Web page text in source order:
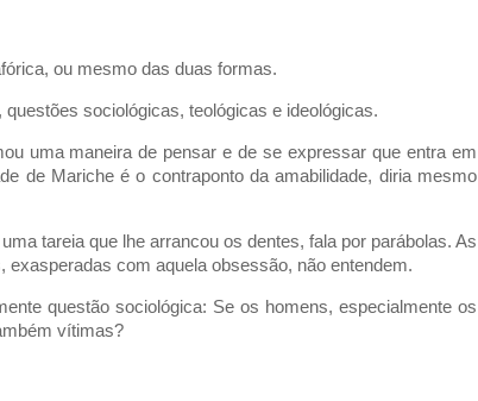
ou mesmo das duas formas.
sociológicas, teológicas e ideológicas.
uma maneira de pensar e de se expressar que entra em
de Mariche é o contraponto da amabilidade, diria mesmo
tareia que lhe arrancou os dentes, fala por parábolas. As
com aquela obsessão, não entendem.
questão sociológica: Se os homens, especialmente os
vítimas?